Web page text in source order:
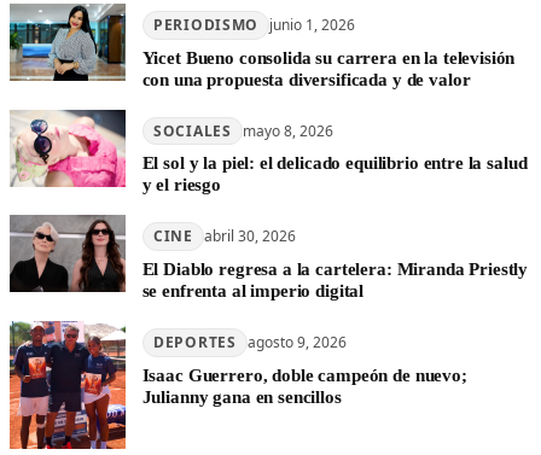
PERIODISMO junio 1, 2026
Yicet Bueno consolida su carrera en la televisión
con una propuesta diversificada y de valor
SOCIALES mayo 8, 2026
El sol y la piel: el delicado equilibrio entre la salud
y el riesgo
CINE abril 30, 2026
El Diablo regresa a la cartelera: Miranda Priestly
se enfrenta al imperio digital
DEPORTES agosto 9, 2026
Isaac Guerrero, doble campeón de nuevo;
Julianny gana en sencillos